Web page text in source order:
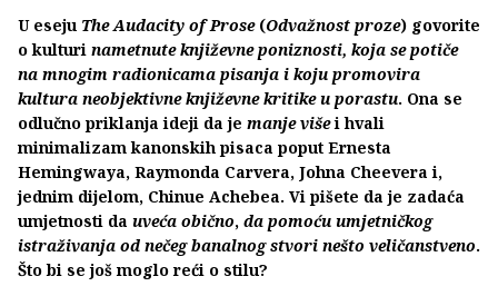
U eseju The Audacity of Prose(Odvažnost proze) govorite
o kulturi nametnute književne poniznosti, koja se potiče
na mnogim radionicama pisanja i koju promovira
kultura neobjektivne književne kritike u porastu. Ona se
odlučno priklanja ideji da je manje višei hvali
minimalizam kanonskih pisaca poput Ernesta
Hemingwaya, Raymonda Carvera, Johna Cheevera i,
jednim dijelom, Chinue Achebea. Vi pišete da je zadaća
umjetnosti da uveća obično, da pomoću umjetničkog
istraživanja od nečeg banalnog stvori nešto veličanstveno.
Što bi se još moglo reći o stilu?